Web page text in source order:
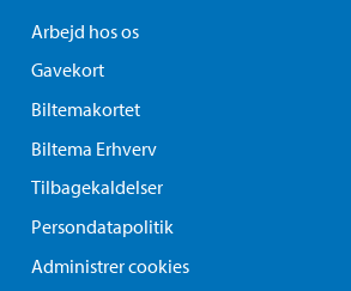
Arbejd hos os
Gavekort
Biltemakortet
Biltema Erhverv
Tilbagekaldelser
Persondatapolitik
Administrer cookies